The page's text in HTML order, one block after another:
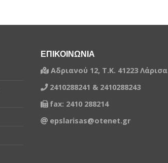
ΕΠΙΚΟΙΝΩΝΙΑ
Αδριανού 12, Τ.Κ. 41223 Λάρισα
2410288241 & 2410288243
fax: 2410 288214
epslarisas@otenet.gr